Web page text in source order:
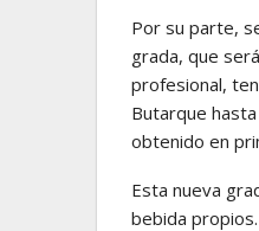
Por su parte,
grada, que
profesional,
Butarque
obtenido en
Esta nueva
bebida